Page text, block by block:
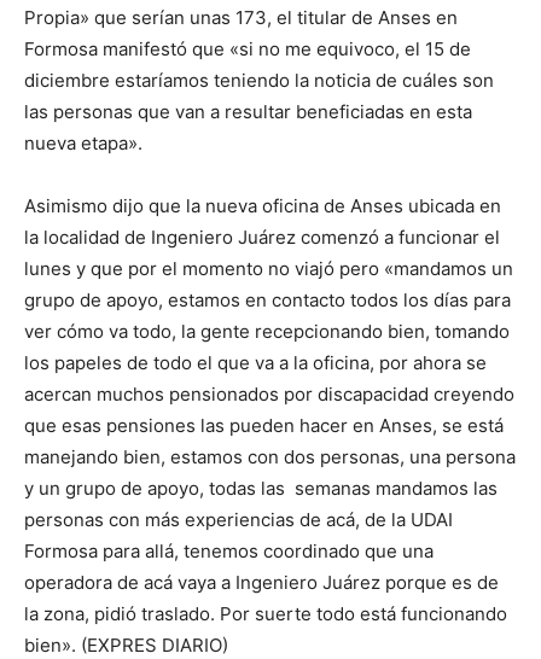
Propia» que serían unas 173, el titular de Anses en
Formosa manifestó que «si no me equivoco, el 15 de
diciembre estaríamos teniendo la noticia de cuáles son
las personas que van a resultar beneficiadas en esta
nueva etapa».
Asimismo dijo que la nueva oficina de Anses ubicada en
la localidad de Ingeniero Juárez comenzó a funcionar el
lunes y que por el momento no viajó pero «mandamos un
grupo de apoyo, estamos en contacto todos los días para
ver cómo va todo, la gente recepcionando bien, tomando
los papeles de todo el que va a la oficina, por ahora se
acercan muchos pensionados por discapacidad creyendo
que esas pensiones las pueden hacer en Anses, se está
manejando bien, estamos con dos personas, una persona
y un grupo de apoyo, todas las semanas mandamos las
personas con más experiencias de acá, de la UDAI
Formosa para allá, tenemos coordinado que una
operadora de acá vaya a Ingeniero Juárez porque es de
la zona, pidió traslado. Por suerte todo está funcionando
bien». (EXPRES DIARIO)